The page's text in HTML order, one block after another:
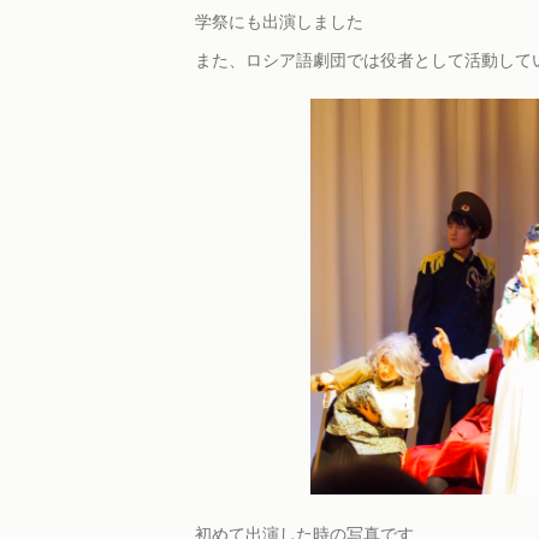
学祭にも出演しました
また、ロシア語劇団では役者として活動して
初めて出演した時の写真です